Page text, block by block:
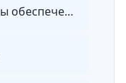
Информационные системы обеспечения градостроительной деятельности